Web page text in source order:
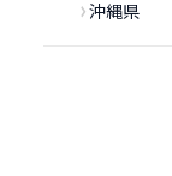
沖縄県